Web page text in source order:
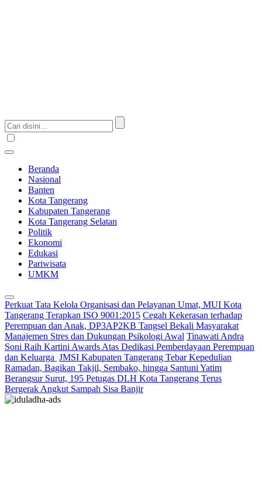
Beranda
Nasional
Banten
Kota Tangerang
Kabupaten Tangerang
Kota Tangerang Selatan
Politik
Ekonomi
Edukasi
Pariwisata
UMKM
Perkuat Tata Kelola Organisasi dan Pelayanan Umat, MUI Kota
Tangerang Terapkan ISO 9001:2015 Cegah Kekerasan terhadap
Perempuan dan Anak, DP3AP2KB Tangsel Bekali Masyarakat
Manajemen Stres dan Dukungan Psikologi Awal Tinawati Andra
Soni Raih Kartini Awards Atas Dedikasi Pemberdayaan Perempuan
dan Keluarga JMSI Kabupaten Tangerang Tebar Kepedulian
Ramadan, Bagikan Takjil, Sembako, hingga Santuni Yatim
Berangsur Surut, 195 Petugas DLH Kota Tangerang Terus
Bergerak Angkut Sampah Sisa Banjir